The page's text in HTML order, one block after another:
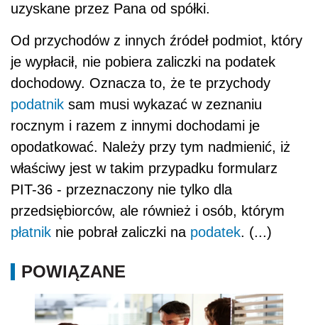
uzyskane przez Pana od spółki.
Od przychodów z innych źródeł podmiot, który
je wypłacił, nie pobiera zaliczki na podatek
dochodowy. Oznacza to, że te przychody
podatnik sam musi wykazać w zeznaniu
rocznym i razem z innymi dochodami je
opodatkować. Należy przy tym nadmienić, iż
właściwy jest w takim przypadku formularz
PIT-36 - przeznaczony nie tylko dla
przedsiębiorców, ale również i osób, którym
płatnik nie pobrał zaliczki na podatek. (...)
POWIĄZANE